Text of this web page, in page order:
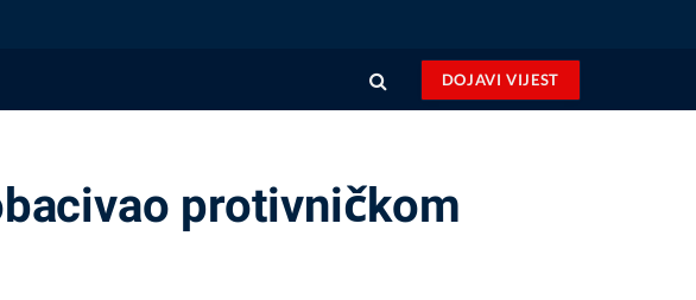
DOJAVI VIJEST
protivničkom